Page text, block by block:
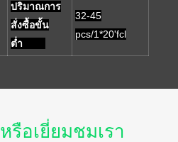
ปริมาณการ
สั่งซื้อขั้น
ต่ำ
32-45
pcs/1*20'fcl
หรือเยี่ยมชมเรา